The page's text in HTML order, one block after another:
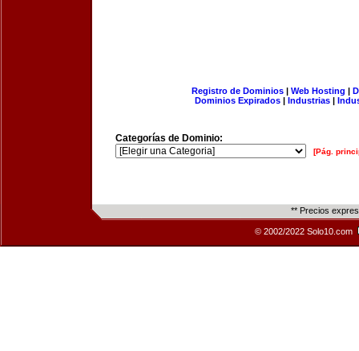
Registro de Dominios| Web Hosting |
Dominios Expirados | Industrias |
Categorías de Dominio:
[Pág.
** Precios
© 2002/2022 Solo10.com